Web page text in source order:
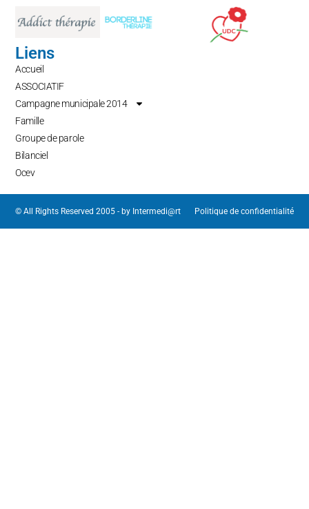
Liens
Accueil
ASSOCIATIF
Campagne municipale 2014
Famille
Groupe de parole
Bilanciel
Ocev
© All Rights Reserved 2005 - by Intermedi@rt Politique de confidentialité